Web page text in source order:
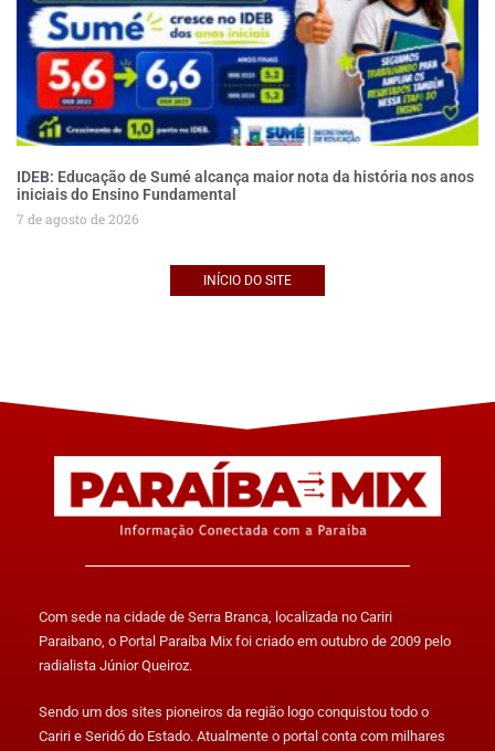
IDEB: Educação de Sumé alcança maior nota da história nos anos
iniciais do Ensino Fundamental
7 de agosto de 2026
INÍCIO DO SITE
Com sede na cidade de Serra Branca, localizada no Cariri
Paraibano, o Portal Paraíba Mix foi criado em outubro de 2009 pelo
radialista Júnior Queiroz.
Sendo um dos sites pioneiros da região logo conquistou todo o
Cariri e Seridó do Estado. Atualmente o portal conta com milhares